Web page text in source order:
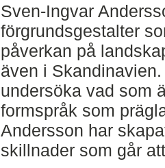
Sven-Ingvar
förgrundsgestalter
påverkan på
även i
undersöka vad som
formspråk som
Andersson har
skillnader som går